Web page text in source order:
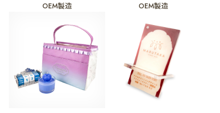
OEM製造
OEM製造